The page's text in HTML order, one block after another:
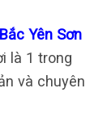
Yên Sơn
là 1 trong
và chuyên